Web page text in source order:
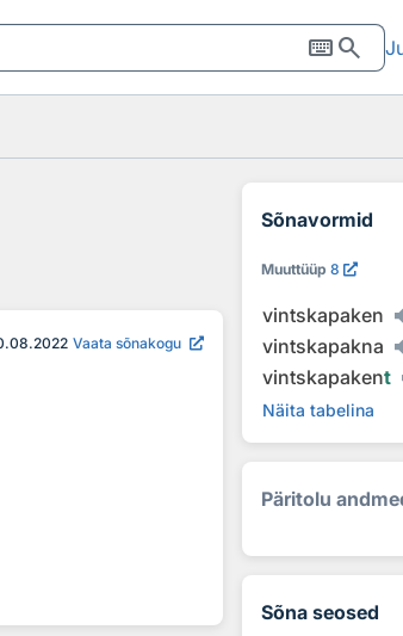
keyboardsearch
Vaata sõnakogu
Sõnavormid
Muuttüüp 8
vintskapaken
vintskapakna
vintskapakent
Näita tabelina
Päritolu
Sõna seosed